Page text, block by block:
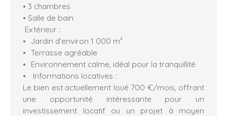
• 3 chambres
• Salle de bain
Extérieur :
Jardin d’environ 1 000 m²
Terrasse agréable
Environnement calme, idéal pour la tranquillité
Informations locatives :
Le bien est actuellement loué 700 €/mois, offrant
une opportunité intéressante pour un
investissement locatif ou un projet à moyen